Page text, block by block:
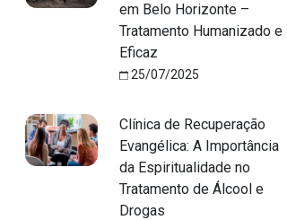
em Belo Horizonte –
Tratamento Humanizado e
Eficaz
25/07/2025
Clínica de Recuperação
Evangélica: A Importância
da Espiritualidade no
Tratamento de Álcool e
Drogas